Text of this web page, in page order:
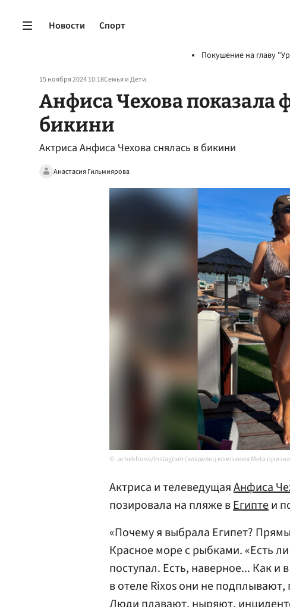
Новости Спорт
Покушение на главу
15 ноября 2024 10:18Семья и Дети
Анфиса Чехова показала
бикини
Актриса Анфиса Чехова снялась в бикини
Анастасия Гильмиярова
achekhova/Instagram (владелец компания Meta
Актриса и телеведущаяАнфиса
позировала на пляже вЕгиптеи
«Почему я выбрала Египет?
Красное море с рыбками. «Есть
поступал. Есть, наверное... Как
в отеле Rixos они не